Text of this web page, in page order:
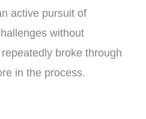
active pursuit of
without
broke through
in the process.